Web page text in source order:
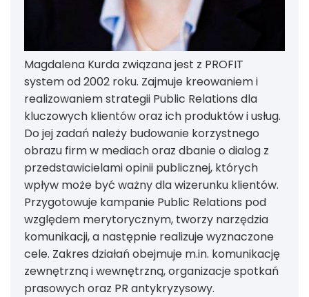
Magdalena Kurda związana jest z PROFIT
system od 2002 roku. Zajmuje kreowaniem i
realizowaniem strategii Public Relations dla
kluczowych klientów oraz ich produktów i usług.
Do jej zadań należy budowanie korzystnego
obrazu firm w mediach oraz dbanie o dialog z
przedstawicielami opinii publicznej, których
wpływ może być ważny dla wizerunku klientów.
Przygotowuje kampanie Public Relations pod
względem merytorycznym, tworzy narzędzia
komunikacji, a następnie realizuje wyznaczone
cele. Zakres działań obejmuje m.in. komunikację
zewnętrzną i wewnętrzną, organizacje spotkań
prasowych oraz PR antykryzysowy.